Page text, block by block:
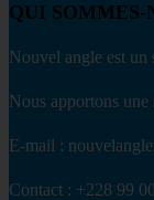
QUI SOMMES-
Nouvel angle est un
Nous apportons
E-mail :
Contact : +228 99